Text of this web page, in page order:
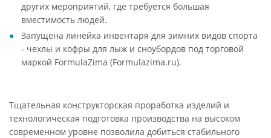
других мероприятий, где требуется большая
вместимость людей.
Запущена линейка инвентаря для зимних видов спорта
- чехлы и кофры для лыж и сноубордов под торговой
маркой FormulaZima (Formulazima.ru).
Тщательная конструкторская проработка изделий и
технологическая подготовка производства на высоком
современном уровне позволила добиться стабильного